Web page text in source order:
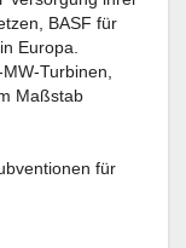
BASF für
Europa.
Turbinen,
Maßstab
für